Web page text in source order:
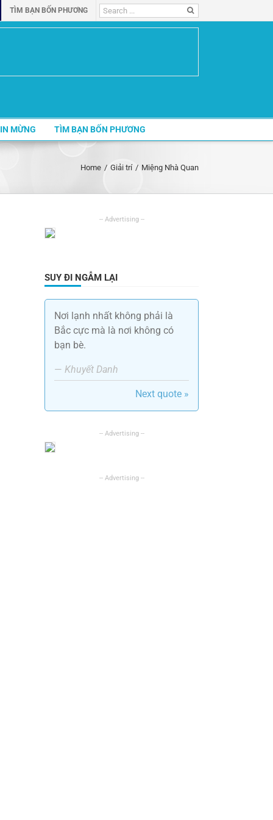
TÌM BẠN BỐN PHƯƠNG
Search
for:
MỪNG TÌM BẠN BỐN PHƯƠNG
Home / Giải trí / Miệng Nhà Quan
SUY ĐI NGẪM LẠI
Nơi lạnh nhất không phải là
Bắc cực mà là nơi không có
bạn bè.
— Khuyết Danh
Next quote »